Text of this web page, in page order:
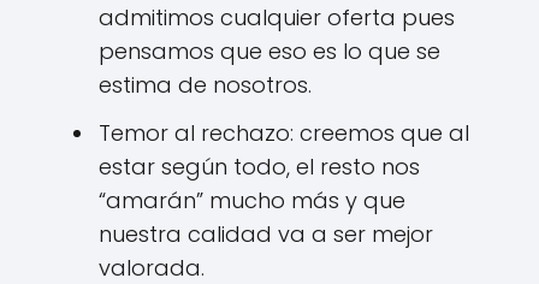
admitimos cualquier oferta pues
pensamos que eso es lo que se
estima de nosotros.
Temor al rechazo: creemos que al
estar según todo, el resto nos
“amarán” mucho más y que
nuestra calidad va a ser mejor
valorada.